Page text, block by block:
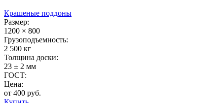
Крашеные поддоны
Размер:
1200 × 800
Грузоподъемность:
2 500 кг
Толщина доски:
23 ± 2 мм
ГОСТ:
Цена:
от 400 руб.